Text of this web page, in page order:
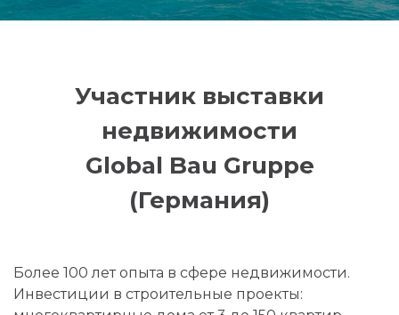
Участник выставки
недвижимости
Global Bau Gruppe
(Германия)
Более 100 лет опыта в сфере недвижимости.
Инвестиции в строительные проекты: